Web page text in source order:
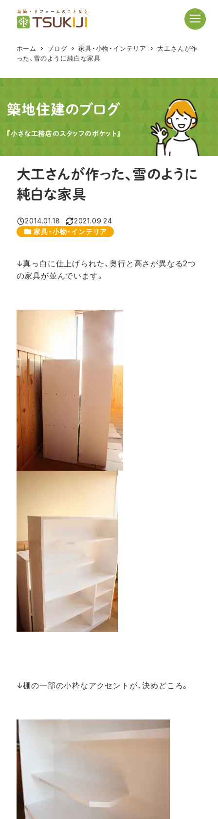
へ
動
ホーム ブログ 家具・小物・インテリア
大工さんが作
った、雪のように純白な家具
築地住建のブログ
『小さな工務店のスタッフのポケット』
大工さんが作った、雪のように
純白な家具
投稿日
2014.01.18
更新日
2021.09.24
カテゴリー
家具・小物・インテリア
↓真っ白に仕上げられた、奥行と高さが異なる2つ
の家具が並んでいます。
↓棚の一部の小粋なアクセントが、決めどころ。